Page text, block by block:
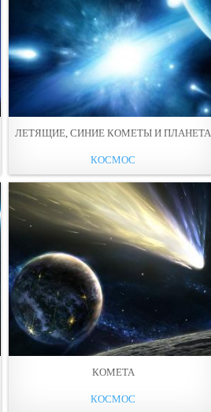
ЛЕТЯЩИЕ, СИНИЕ КОМЕТЫ И ПЛАНЕТА
КОСМОС
КОМЕТА
КОСМОС